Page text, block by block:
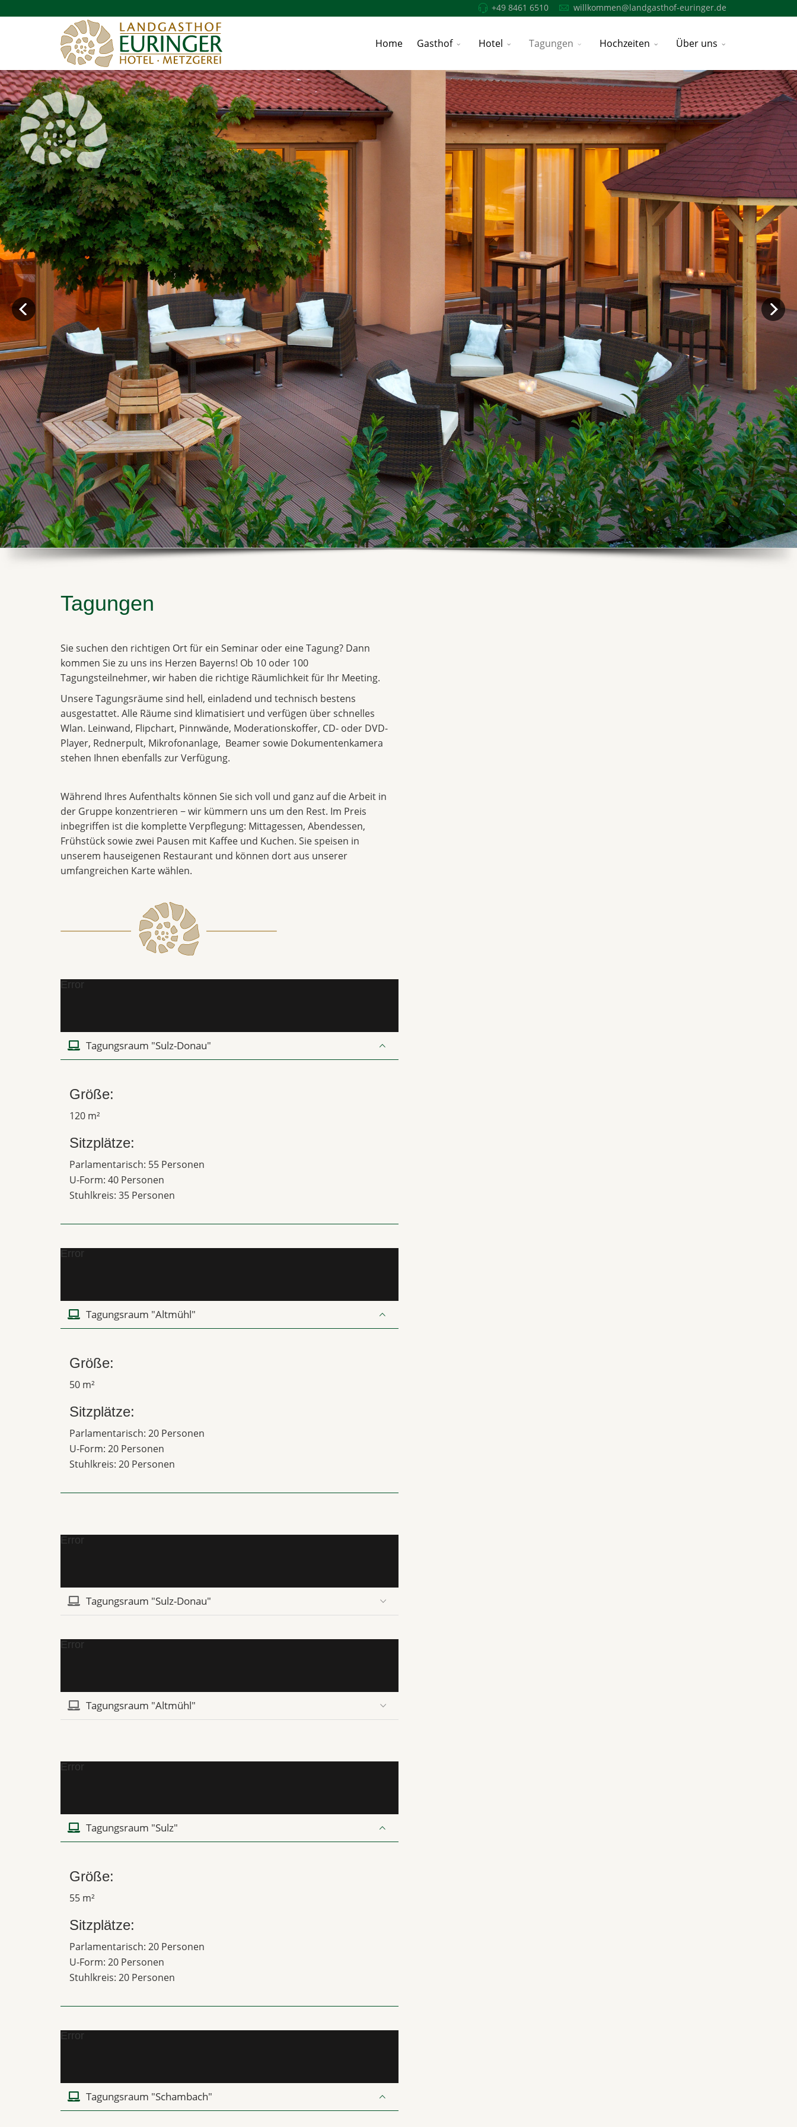
+49 8461 6510 willkommen@landgasthof-euringer.de
Home Gasthof Hotel Tagungen Hochzeiten Über uns
Tagungen
Sie suchen den richtigen Ort für ein Seminar oder eine Tagung? Dann
kommen Sie zu uns ins Herzen Bayerns! Ob 10 oder 100
Tagungsteilnehmer, wir haben die richtige Räumlichkeit für Ihr Meeting.
Unsere Tagungsräume sind hell, einladend und technisch bestens
ausgestattet. Alle Räume sind klimatisiert und verfügen über schnelles
Wlan. Leinwand, Flipchart, Pinnwände, Moderationskoffer, CD- oder DVD-
Player, Rednerpult, Mikrofonanlage, Beamer sowie Dokumentenkamera
stehen Ihnen ebenfalls zur Verfügung.
Während Ihres Aufenthalts können Sie sich voll und ganz auf die Arbeit in
der Gruppe konzentrieren − wir kümmern uns um den Rest. Im Preis
inbegriffen ist die komplette Verpflegung: Mittagessen, Abendessen,
Frühstück sowie zwei Pausen mit Kaffee und Kuchen. Sie speisen in
unserem hauseigenen Restaurant und können dort aus unserer
umfangreichen Karte wählen.
Error
Tagungsraum "Sulz-Donau"
Größe:
120 m²
Sitzplätze:
Parlamentarisch: 55 Personen
U-Form: 40 Personen
Stuhlkreis: 35 Personen
Error
Tagungsraum "Altmühl"
Größe:
50 m²
Sitzplätze:
Parlamentarisch: 20 Personen
U-Form: 20 Personen
Stuhlkreis: 20 Personen
Error
Tagungsraum "Sulz-Donau"
Error
Tagungsraum "Altmühl"
Error
Tagungsraum "Sulz"
Größe:
55 m²
Sitzplätze:
Parlamentarisch: 20 Personen
U-Form: 20 Personen
Stuhlkreis: 20 Personen
Error
Tagungsraum "Schambach"